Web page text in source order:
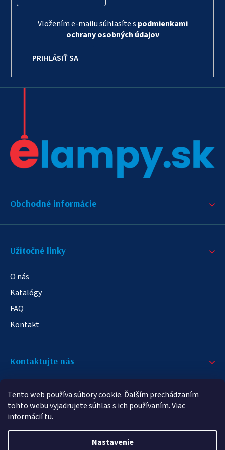
Tento web používa súbory cookie. Ďalším prechádzaním
tohto webu vyjadrujete súhlas s ich používaním. Viac
informáciítu.
Nastavenie
Vložením e-mailu súhlasíte s podmienkami
ochrany osobných údajov
PRIHLÁSIŤ SA
Obchodné informácie
Užitočné linky
O nás
Katalógy
FAQ
Kontakt
Kontaktujte nás
info@elampa.sk